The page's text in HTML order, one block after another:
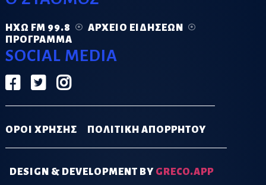
ΗΧΏ FM 99.8
ΑΡΧΕΊΟ ΕΙΔΉΣΕΩΝ
ΠΡΌΓΡΑΜΜΑ
SOCIAL MEDIA
ΟΡΟΙ ΧΡΗΣΗΣ ΠΟΛΙΤΙΚΗ ΑΠΟΡΡΗΤΟΥ
DESIGN & DEVELOPMENT BY GRECO.APP